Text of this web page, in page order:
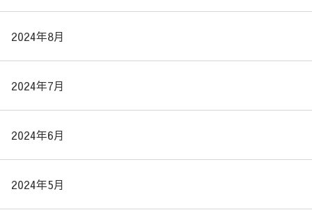
2024年8月
2024年7月
2024年6月
2024年5月